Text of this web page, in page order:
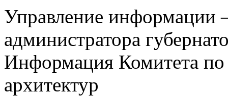
Управление информации
администратора
Информация Комитета по
архитектур